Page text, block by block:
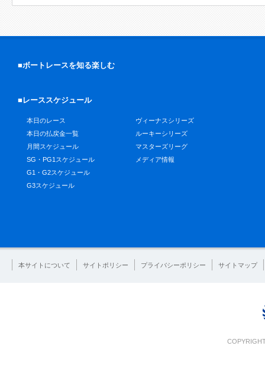
■ボートレースを知る楽しむ
■レーススケジュール
本日のレース
本日の払戻金一覧
月間スケジュール
SG・PG1スケジュール
G1・G2スケジュール
G3スケジュール
ヴィーナスシリーズ
ルーキーシリーズ
マスターズリーグ
メディア情報
本サイトについて サイトポリシー プライバシーポリシー サイトマップ